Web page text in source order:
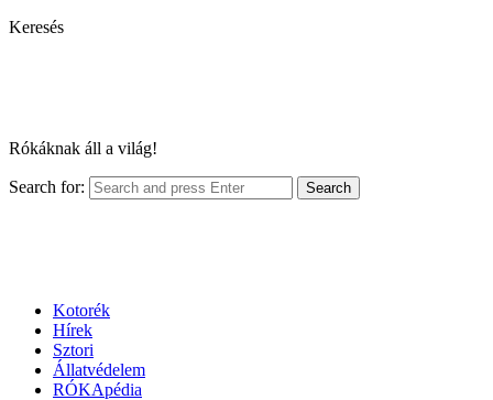
Keresés
Rókáknak áll a világ!
Search for: Search
Kotorék
Hírek
Sztori
Állatvédelem
RÓKApédia